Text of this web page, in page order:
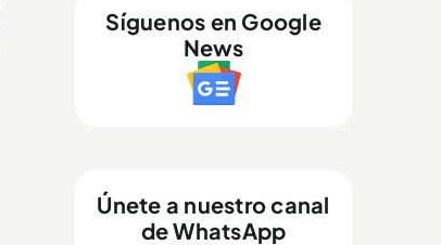
Síguenos en Google
News
Únete a nuestro canal
de WhatsApp